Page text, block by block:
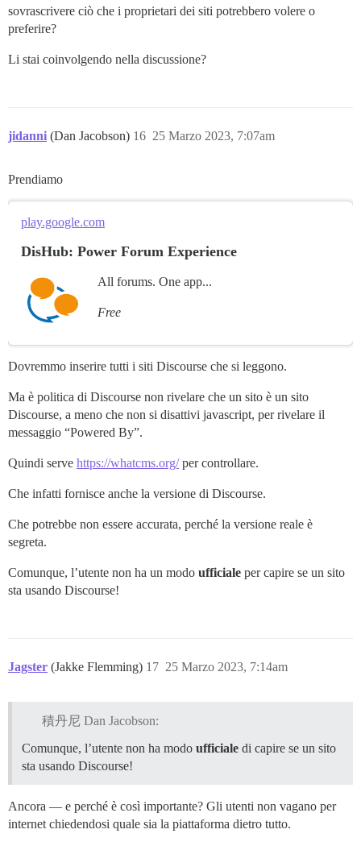
sovrascrivere ciò che i proprietari dei siti potrebbero volere o
preferire?
Li stai coinvolgendo nella discussione?
jidanni (Dan Jacobson) 25 Marzo 2023, 7:07am
16
Prendiamo
play.google.com
DisHub: Power Forum Experience
All forums. One app...
Free
Dovremmo inserire tutti i siti Discourse che si leggono.
Ma è politica di Discourse non rivelare che un sito è un sito
Discourse, a meno che non si disattivi javascript, per rivelare il
messaggio “Powered By”.
Quindi serve https://whatcms.org/per controllare.
Che infatti fornisce anche la versione di Discourse.
Che potrebbe non essere accurata, perché la versione reale è
segreta.
Comunque, l’utente non ha un modo ufficiale per capire se un sito
sta usando Discourse!
Jagster (Jakke Flemming) 25 Marzo 2023, 7:14am
17
積丹尼 Dan Jacobson:
Comunque, l’utente non ha modo ufficiale di capire se un sito
sta usando Discourse!
Ancora — e perché è così importante? Gli utenti non vagano per
internet chiedendosi quale sia la piattaforma dietro tutto.